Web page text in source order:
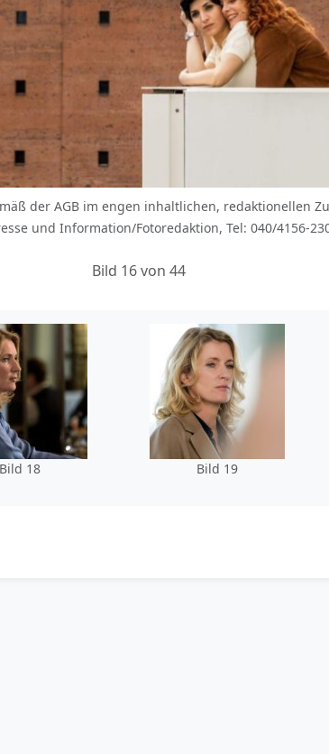
der AGB im engen inhaltlichen, redaktionellen
und Information/Fotoredaktion, Tel: 040/4156-
Bild 16 von 44
Bild 18 Bild 19